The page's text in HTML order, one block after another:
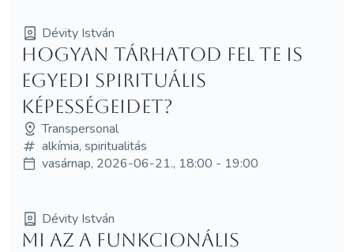
Dévity István
Hogyan tárhatod fel te is
egyedi spirituális
képességeidet?
Transpersonal
alkímia, spiritualitás
vasárnap, 2026-06-21., 18:00 - 19:00
Dévity István
Mi az a funkcionális